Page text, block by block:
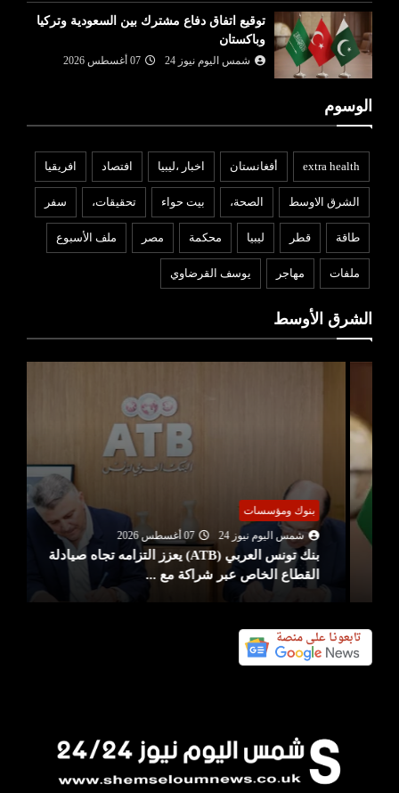
توقيع اتفاق دفاع مشترك بين السعودية وتركيا
وباكستان
شمس اليوم نيوز 24 07 أغسطس 2026
الوسوم
extra health أفغانستان اخبار ،ليبيا افتصاد افريقيا
الشرق الاوسط الصحة، بيت حواء تحقيقات، سفر
طاقة قطر ليبيا محكمة مصر ملف الأسبوع
ملفات مهاجر يوسف القرضاوي
الشرق الأوسط
بنوك ومؤسسات
شمس اليوم نيوز 24
07 أغسطس 2026
بنك تونس العربي (ATB) يعزز التزامه تجاه صيادلة
القطاع الخاص عبر شراكة مع ...